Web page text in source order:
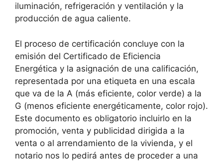
iluminación, refrigeración y ventilación y la
producción de agua caliente.
El proceso de certificación concluye con la
emisión del Certificado de Eficiencia
Energética y la asignación de una calificación,
representada por una etiqueta en una escala
que va de la A (más eficiente, color verde) a la
G (menos eficiente energéticamente, color rojo).
Este documento es obligatorio incluirlo en la
promoción, venta y publicidad dirigida a la
venta o al arrendamiento de la vivienda, y el
notario nos lo pedirá antes de proceder a una